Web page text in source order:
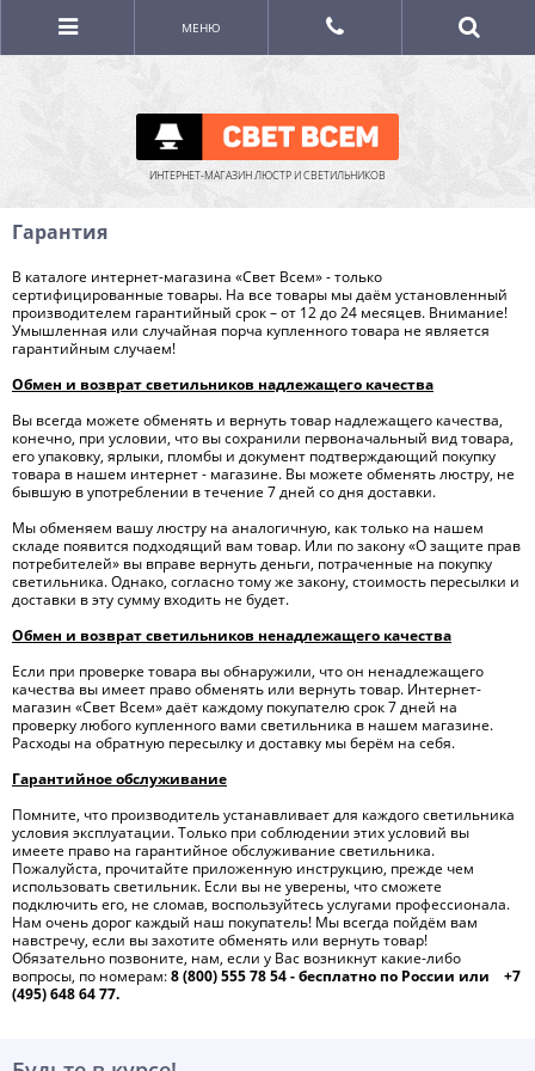
ИНТЕРНЕТ-МАГАЗИН ЛЮСТР И СВЕТИЛЬНИКОВ
МЕНЮ
Гарантия
В каталоге интернет-магазина «Свет Всем» - только
сертифицированные товары. На все товары мы даём установленный
производителем гарантийный срок – от 12 до 24 месяцев. Внимание!
Умышленная или случайная порча купленного товара не является
гарантийным случаем!
Обмен и возврат светильников надлежащего качества
Вы всегда можете обменять и вернуть товар надлежащего качества,
конечно, при условии, что вы сохранили первоначальный вид товара,
его упаковку, ярлыки, пломбы и документ подтверждающий покупку
товара в нашем интернет - магазине. Вы можете обменять люстру, не
бывшую в употреблении в течение 7 дней со дня доставки.
Мы обменяем вашу люстру на аналогичную, как только на нашем
складе появится подходящий вам товар. Или по закону «О защите прав
потребителей» вы вправе вернуть деньги, потраченные на покупку
светильника. Однако, согласно тому же закону, стоимость пересылки и
доставки в эту сумму входить не будет.
Обмен и возврат светильников ненадлежащего качества
Если при проверке товара вы обнаружили, что он ненадлежащего
качества вы имеет право обменять или вернуть товар. Интернет-
магазин «Свет Всем» даёт каждому покупателю срок 7 дней на
проверку любого купленного вами светильника в нашем магазине.
Расходы на обратную пересылку и доставку мы берём на себя.
Гарантийное обслуживание
Помните, что производитель устанавливает для каждого светильника
условия эксплуатации. Только при соблюдении этих условий вы
имеете право на гарантийное обслуживание светильника.
Пожалуйста, прочитайте приложенную инструкцию, прежде чем
использовать светильник. Если вы не уверены, что сможете
подключить его, не сломав, воспользуйтесь услугами профессионала.
Нам очень дорог каждый наш покупатель! Мы всегда пойдём вам
навстречу, если вы захотите обменять или вернуть товар!
Обязательно позвоните, нам, если у Вас возникнут какие-либо
вопросы, по номерам:8 (800) 555 78 54 - бесплатно по России или +7
(495) 648 64 77.